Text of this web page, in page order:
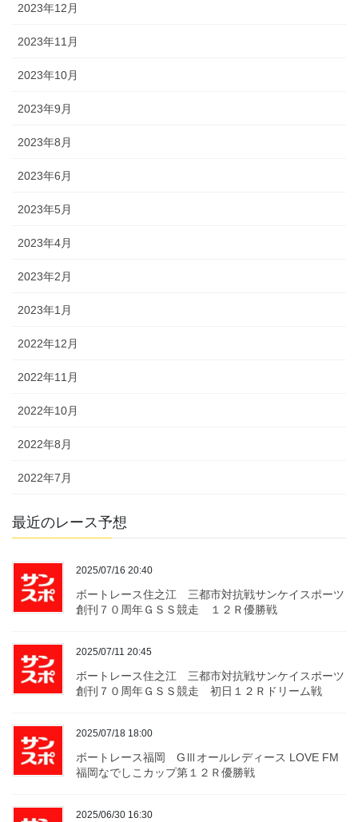
2023年12月
2023年11月
2023年10月
2023年9月
2023年8月
2023年6月
2023年5月
2023年4月
2023年2月
2023年1月
2022年12月
2022年11月
2022年10月
2022年8月
2022年7月
最近のレース予想
2025/07/16 20:40
ボートレース住之江 三都市対抗戦サンケイスポーツ
創刊７０周年ＧＳＳ競走 １２Ｒ優勝戦
2025/07/11 20:45
ボートレース住之江 三都市対抗戦サンケイスポーツ
創刊７０周年ＧＳＳ競走 初日１２Ｒドリーム戦
2025/07/18 18:00
ボートレース福岡 GⅢオールレディース LOVE FM
福岡なでしこカップ第１２Ｒ優勝戦
2025/06/30 16:30